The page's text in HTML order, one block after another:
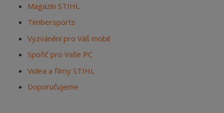
Magazín STIHL
Timbersports
Vyzvánění pro Váš mobil
Spořič pro Vaše PC
Videa a filmy STIHL
Doporučujeme